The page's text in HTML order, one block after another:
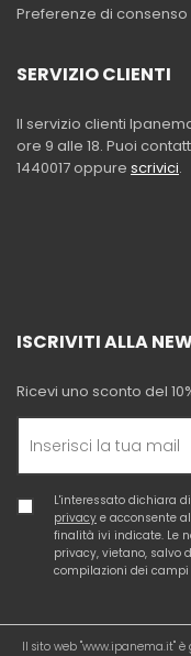
Preferenze di consenso
SERVIZIO CLIENTI
Il servizio clienti
ore 9 alle 18. Puoi
1440017 oppure scrivici.
ISCRIVITI ALLA
Ricevi uno sconto del
L'interessato dichiara
privacy e acconsente
finalità ivi indicate. Le
privacy, vietano, salvo
compilazioni dei campi
Il sito web "www.ipanema.it"